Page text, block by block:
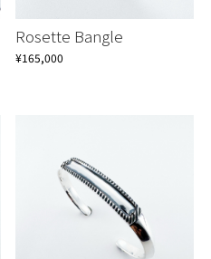
Rosette Bangle
¥165,000